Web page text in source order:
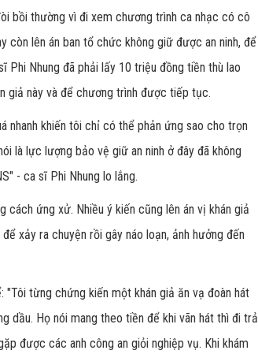
bồi thường vì đi xem chương trình ca nhạc có cô
còn lên án ban tổ chức không giữ được an ninh, để
Nhung đã phải lấy 10 triệu đồng tiền thù lao
giả này và để chương trình được tiếp tục.
nhanh khiến tôi chỉ có thể phản ứng sao cho trọn
là lực lượng bảo vệ giữ an ninh ở đây đã không
- ca sĩ Phi Nhung lo lắng.
cách ứng xử. Nhiều ý kiến cũng lên án vị khán giả
xảy ra chuyện rồi gây náo loạn, ảnh hưởng đến
"Tôi từng chứng kiến một khán giả ăn vạ đoàn hát
dầu. Họ nói mang theo tiền để khi vãn hát thì đi trả
được các anh công an giỏi nghiệp vụ. Khi khám